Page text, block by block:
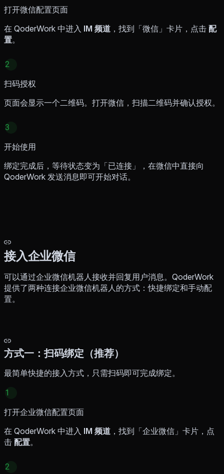
打开微信配置页面
在 QoderWork 中进入 IM 频道 ，找到「微信」卡片，点击 配
置。
2
扫码授权
页面会显示一个二维码。打开微信，扫描二维码并确认授权。
3
开始使用
绑定完成后，等待状态变为「已连接」，在微信中直接向
QoderWork 发送消息即可开始对话。
接入企业微信
可以通过企业微信机器人接收并回复用户消息。QoderWork
提供了两种连接企业微信机器人的方式：快捷绑定和手动配
置。
方式一：扫码绑定（推荐）
最简单快捷的接入方式，只需扫码即可完成绑定。
1
打开企业微信配置页面
在 QoderWork 中进入 IM 频道 ，找到「企业微信」卡片，点
击 配置。
2